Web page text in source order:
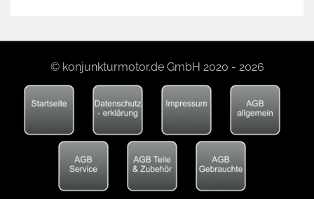
© konjunkturmotor.de GmbH 2020 - 2026